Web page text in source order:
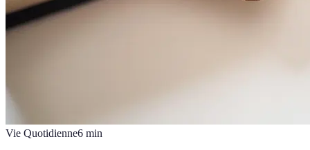
Vie Quotidienne6 min